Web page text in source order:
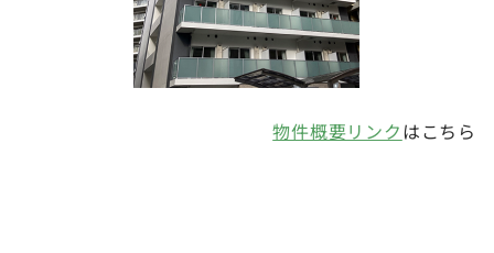
物件概要リンクはこちら